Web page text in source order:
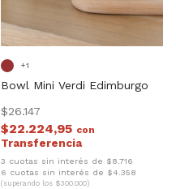
Bowl Mini Verdi Edimburgo
$26.147
$22.224,95 con
3 cuotas sin interés de $8.716
6 cuotas sin interés de $4.358
(superando los $300.000)
+1